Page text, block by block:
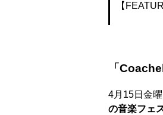
【
「
4月15日金
の音楽フェ